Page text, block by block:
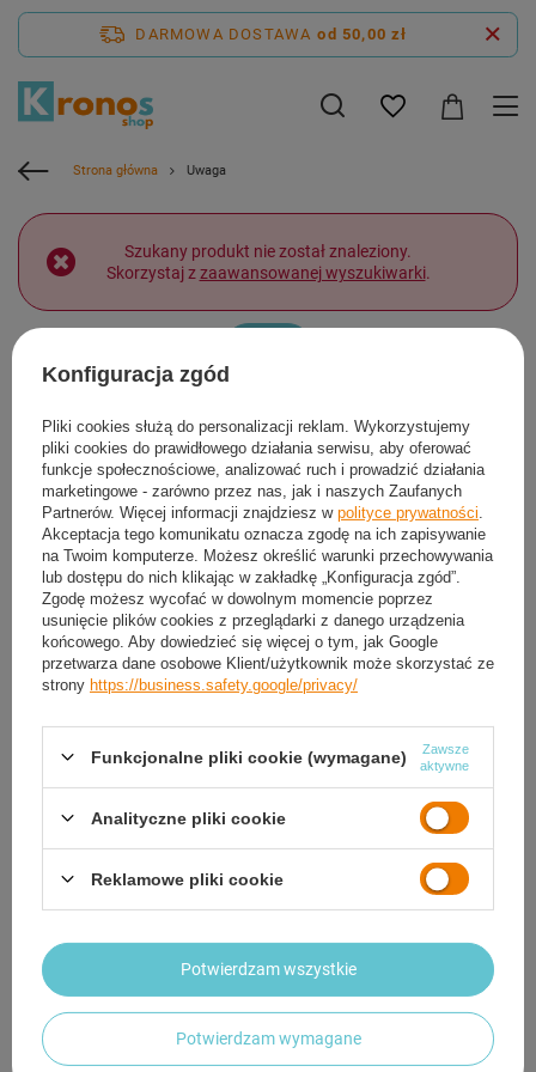
DARMOWA DOSTAWA od 50,00 zł
Strona główna Uwaga
Szukany produkt nie został znaleziony.
Skorzystaj zzaawansowanej wyszukiwarki.
Zamówienia
Status zamówienia
Śledzenie przesyłki
Chcę odstąpić od umowy
Chcę wymienić produkt
Przydatne informacje
Popularne
Twoja strefa
Konfiguracja zgód
Pliki cookies służą do personalizacji reklam. Wykorzystujemy
pliki cookies do prawidłowego działania serwisu, aby oferować
funkcje społecznościowe, analizować ruch i prowadzić działania
marketingowe - zarówno przez nas, jak i naszych Zaufanych
Partnerów. Więcej informacji znajdziesz w polityce prywatności
Akceptacja tego komunikatu oznacza zgodę na ich zapisywanie
na Twoim komputerze. Możesz określić warunki przechowywania
lub dostępu do nich klikając w zakładkę „Konfiguracja zgód”.
Zgodę możesz wycofać w dowolnym momencie poprzez
usunięcie plików cookies z przeglądarki z danego urządzenia
końcowego. Aby dowiedzieć się więcej o tym, jak Google
przetwarza dane osobowe Klient/użytkownik może skorzystać ze
strony https://business.safety.google/privacy/
Funkcjonalne pliki cookie (wymagane)
Zawsze
aktywne
Analityczne pliki cookie
Reklamowe pliki cookie
Potwierdzam wymagane
Potwierdzam wszystkie